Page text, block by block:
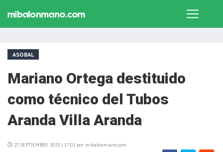
ASOBAL
Mariano Ortega destituido
como técnico del Tubos
Aranda Villa Aranda
27 SEPTIEMBRE 2023 | 17:02 por mibalonmano.com